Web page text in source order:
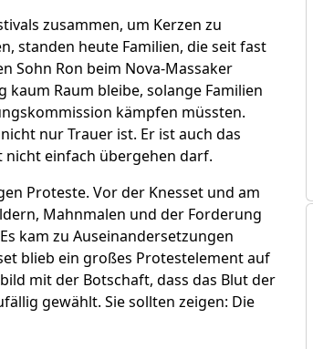
zusammen, um Kerzen zu
standen heute Familien, die seit fast
Sohn Ron beim Nova-Massaker
Raum bleibe, solange Familien
kämpfen müssten.
nur Trauer ist. Er ist auch das
nicht einfach übergehen darf.
Proteste. Vor der Knesset und am
Mahnmalen und der Forderung
kam zu Auseinandersetzungen
blieb ein großes Protestelement auf
mit der Botschaft, dass das Blut der
gewählt. Sie sollten zeigen: Die